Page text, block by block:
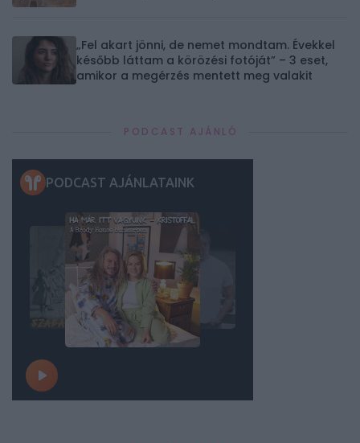
„Fel akart jönni, de nemet mondtam. Évekkel
később láttam a körözési fotóját” – 3 eset,
amikor a megérzés mentett meg valakit
PODCAST AJÁNLÓ